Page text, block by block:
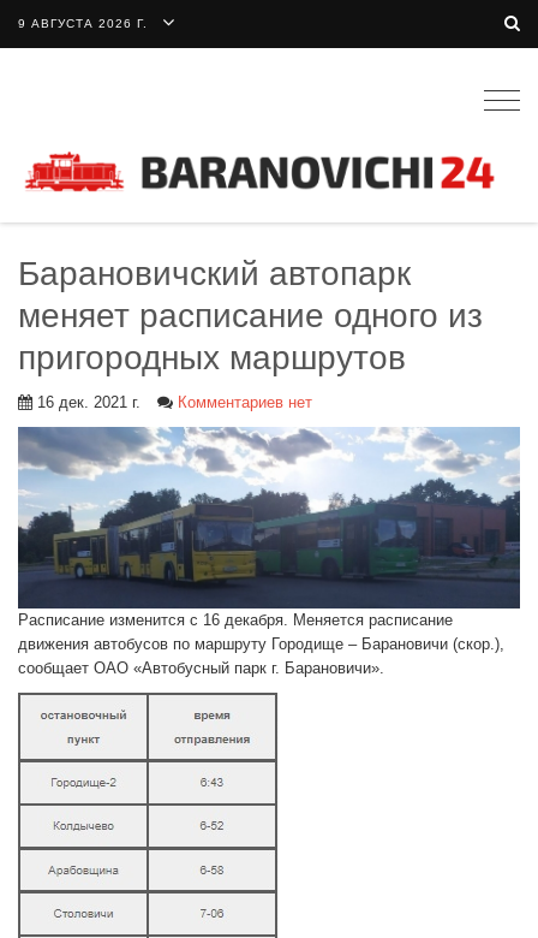
9 АВГУСТА 2026 Г.
Барановичский автопарк
меняет расписание одного из
пригородных маршрутов
16 дек. 2021 г. Комментариев нет
Расписание изменится с 16 декабря. Меняется расписание
движения автобусов по маршруту Городище – Барановичи (скор.),
сообщает ОАО «Автобусный парк г. Барановичи».